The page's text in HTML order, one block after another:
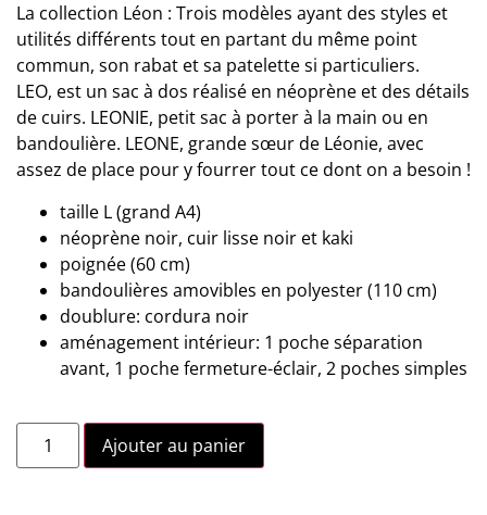
La collection Léon : Trois modèles ayant des styles et
utilités différents tout en partant du même point
commun, son rabat et sa patelette si particuliers.
LEO, est un sac à dos réalisé en néoprène et des détails
de cuirs. LEONIE, petit sac à porter à la main ou en
bandoulière. LEONE, grande sœur de Léonie, avec
assez de place pour y fourrer tout ce dont on a besoin !
taille L (grand A4)
néoprène noir, cuir lisse noir et kaki
poignée (60 cm)
bandoulières amovibles en polyester (110 cm)
doublure: cordura noir
aménagement intérieur: 1 poche séparation
avant, 1 poche fermeture-éclair, 2 poches simples
Ajouter au panier